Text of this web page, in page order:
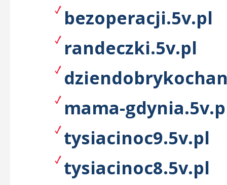
bezoperacji.5v.pl
randeczki.5v.pl
mama-
tysiacinoc9.5v.pl
tysiacinoc8.5v.pl